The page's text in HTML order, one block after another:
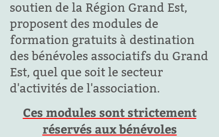
soutien de la Région Grand Est,
proposent des modules de
formation gratuits à destination
des bénévoles associatifs du Grand
Est, quel que soit le secteur
d'activités de l'association.
Ces modules sont strictement
réservés aux bénévoles